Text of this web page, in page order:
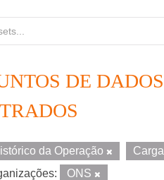
DE DADOS
da Operação Carga
ONS